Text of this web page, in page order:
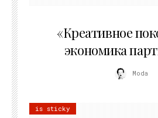
«Креативное
экономика
Moda
is sticky